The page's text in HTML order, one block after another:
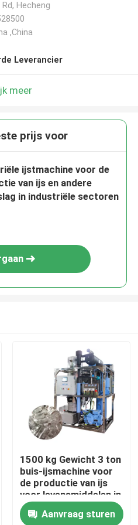
Rd, Hecheng
,China
Leverancier
meer
prijs voor
ijstmachine voor de
van ijs en andere
in industriële sectoren
1500 kg Gewicht 3 ton
buis-ijsmachine voor
de productie van ijs
voor levensmiddelen in
de verkoop en
prestatiesAanvraag sturen